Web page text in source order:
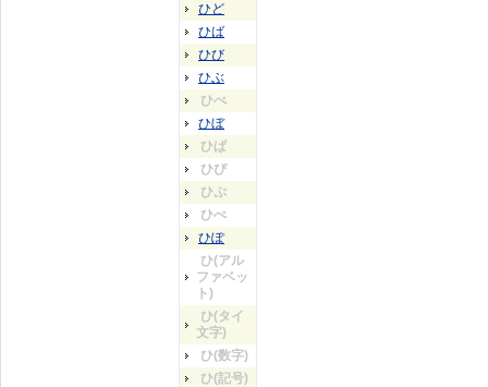
ひど
ひば
ひび
ひぶ
ひべ
ひぼ
ひぱ
ひぴ
ひぷ
ひぺ
ひぽ
ひ(アル
ファベッ
ト)
ひ(タイ
文字)
ひ(数字)
ひ(記号)